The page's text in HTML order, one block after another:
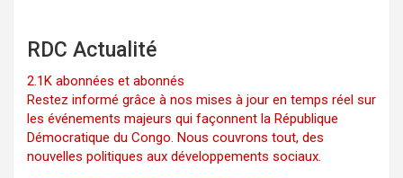
RDC Actualité
2.1K abonnées et abonnés
Restez informé grâce à nos mises à jour en temps réel sur
les événements majeurs qui façonnent la République
Démocratique du Congo. Nous couvrons tout, des
nouvelles politiques aux développements sociaux.